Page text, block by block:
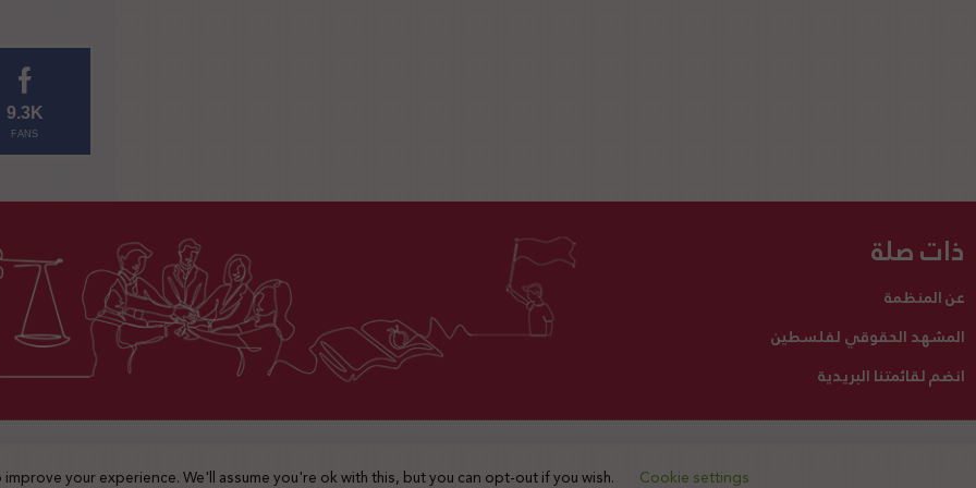
9.3K
FANS
ذات صلة
عن المنظمة
المشهد الحقوقي لفلسطين
انضم لقائمتنا البريدية
اتصل بنا تبرع لنا 2025 © جميع الحقوق محفوظة
your experience. We'll assume you're ok with this, but you can opt-out if you wish. Cookie settings